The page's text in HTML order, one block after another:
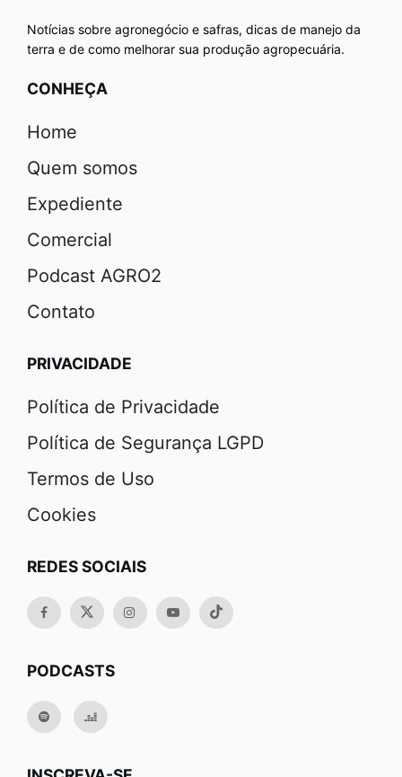
Notícias sobre agronegócio e safras, dicas de manejo da
terra e de como melhorar sua produção agropecuária.
CONHEÇA
Home
Quem somos
Expediente
Comercial
Podcast AGRO2
Contato
PRIVACIDADE
Política de Privacidade
Política de Segurança LGPD
Termos de Uso
Cookies
REDES SOCIAIS
PODCASTS